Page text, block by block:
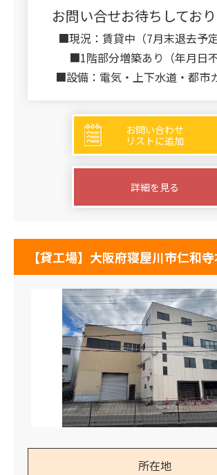
お問い合せお待ちしてお
■現況：賃貸中（7月末退去予定
■1階部分増築あり（年月日不
■設備：電気・上下水道・都市
お問い合わせ
リストに追加
詳細を見る
【貸工場】大阪府寝屋川市仁和
所在地